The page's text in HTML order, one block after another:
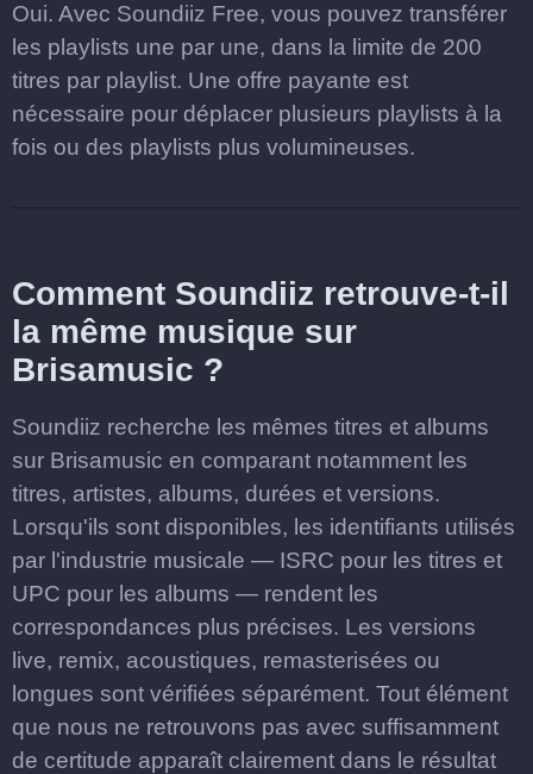
Oui. Avec Soundiiz Free, vous pouvez transférer
les playlists une par une, dans la limite de 200
titres par playlist. Une offre payante est
nécessaire pour déplacer plusieurs playlists à la
fois ou des playlists plus volumineuses.
Comment Soundiiz retrouve-t-il
la même musique sur
Brisamusic ?
Soundiiz recherche les mêmes titres et albums
sur Brisamusic en comparant notamment les
titres, artistes, albums, durées et versions.
Lorsqu'ils sont disponibles, les identifiants utilisés
par l'industrie musicale — ISRC pour les titres et
UPC pour les albums — rendent les
correspondances plus précises. Les versions
live, remix, acoustiques, remasterisées ou
longues sont vérifiées séparément. Tout élément
que nous ne retrouvons pas avec suffisamment
de certitude apparaît clairement dans le résultat